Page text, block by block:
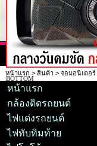
หน้าแรก สินค้า
หน้าแรก > สินค้า > จอมอนิเตอร์
หน้าแรก
กล้องติดรถยนต์
ไฟแต่งรถยนต์
ไฟทับทิมท้าย
BOTTOM